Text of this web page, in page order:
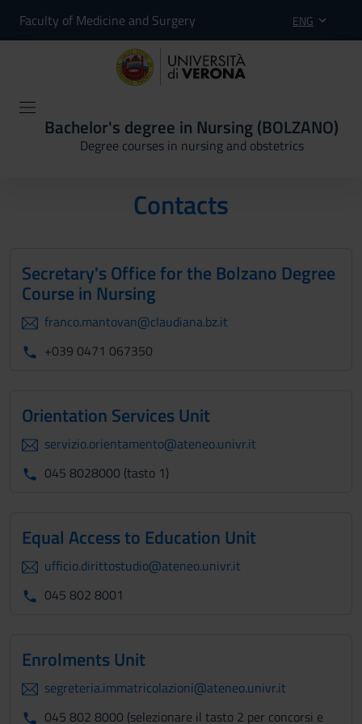
Faculty of Medicine and Surgery ENG
Bachelor's degree in Nursing (BOLZANO)
Degree courses in nursing and obstetrics
Contacts
Secretary's Office for the Bolzano Degree
Course in Nursing
franco.mantovan@claudiana.bz.it
+039 0471 067350
Orientation Services Unit
servizio.orientamento@ateneo.univr.it
045 8028000 (tasto 1)
Equal Access to Education Unit
ufficio.dirittostudio@ateneo.univr.it
045 802 8001
Enrolments Unit
segreteria.immatricolazioni@ateneo.univr.it
045 802 8000 (selezionare il tasto 2 per concorsi e